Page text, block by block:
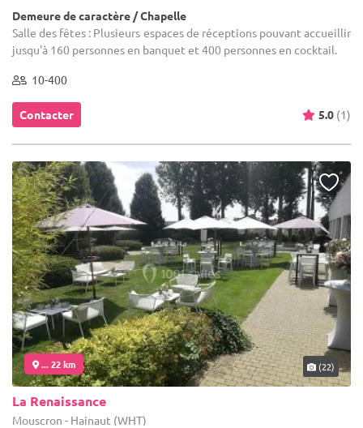
Demeure de caractère / Chapelle
Salle des fêtes : Plusieurs espaces de réceptions pouvant accueillir
jusqu'à 160 personnes en banquet et 400 personnes en cocktail.
10-400
Contacter 5.0 (1)
... 22 km (22)
La Renaissance
Mouscron - Hainaut (WHT)